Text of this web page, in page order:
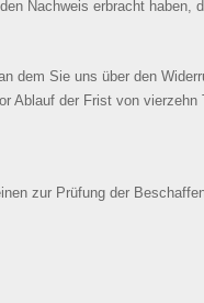
Nachweis erbracht haben,
dem Sie uns über den
Ablauf der Frist von vierzehn
zur Prüfung der